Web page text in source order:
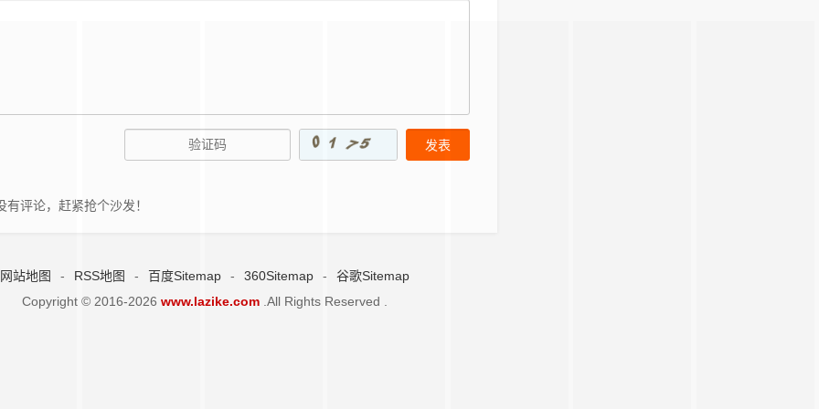
有评论，赶紧抢个沙发！
网站地图 - RSS地图 - 百度Sitemap - 360Sitemap -
谷歌Sitemap
Copyright © 2016-2026 www.lazike.com .All Rights Reserved .